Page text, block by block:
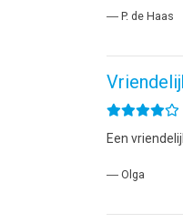
― P. de Haas
Een
― Olga